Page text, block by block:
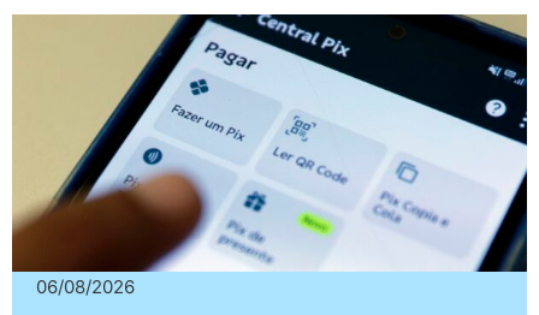
06/08/2026